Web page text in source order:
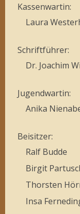
Kassenwartin:
Laura
Schriftführer:
Dr. Joachim
Jugendwartin:
Anika
Beisitzer:
Ralf Budde
Birgit
Thorsten
Insa